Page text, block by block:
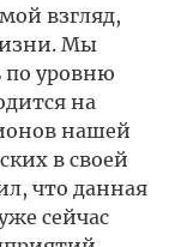
взгляд,
Мы
по уровню
на
нашей
в своей
что данная
сейчас